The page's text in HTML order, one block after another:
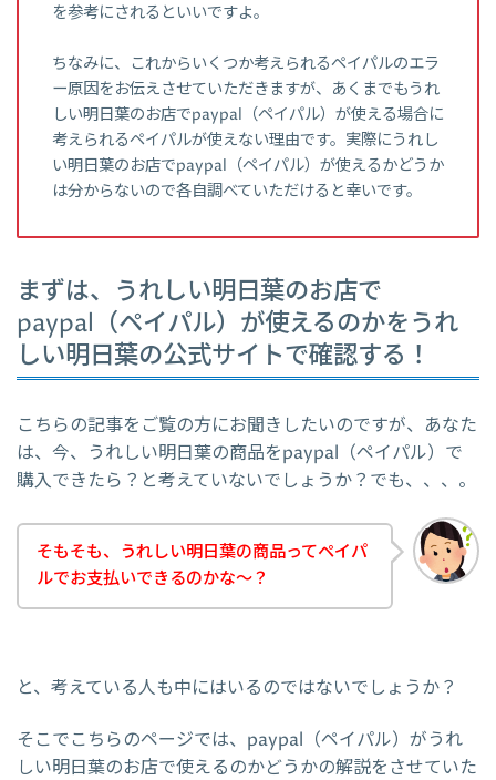
を参考にされるといいですよ。
ちなみに、これからいくつか考えられるペイパルのエラ
ー原因をお伝えさせていただきますが、あくまでもうれ
しい明日葉のお店でpaypal（ペイパル）が使える場合に
考えられるペイパルが使えない理由です。実際にうれし
い明日葉のお店でpaypal（ペイパル）が使えるかどうか
は分からないので各自調べていただけると幸いです。
まずは、うれしい明日葉のお店で
paypal（ペイパル）が使えるのかをうれ
しい明日葉の公式サイトで確認する！
こちらの記事をご覧の方にお聞きしたいのですが、あなた
は、今、うれしい明日葉の商品をpaypal（ペイパル）で
購入できたら？と考えていないでしょうか？でも、、、。
そもそも、うれしい明日葉の商品ってペイパ
ルでお支払いできるのかな～？
と、考えている人も中にはいるのではないでしょうか？
そこでこちらのページでは、paypal（ペイパル）がうれ
しい明日葉のお店で使えるのかどうかの解説をさせていた